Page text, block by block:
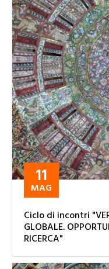
11
MAG
Ciclo di incontri
GLOBALE.
RICERCA"